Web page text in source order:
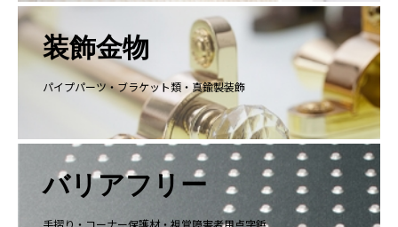
装飾金物
パイプパーツ・ブラケット類・真鍮製装飾
バリアフリー